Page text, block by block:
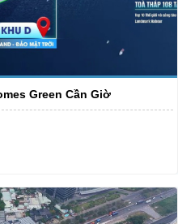
Green Cần Giờ